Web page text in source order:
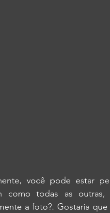
você pode estar
como todas as outras,
a foto?. Gostaria